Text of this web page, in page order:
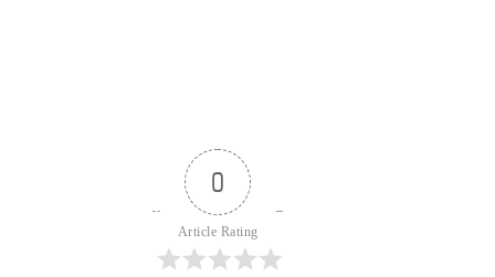
0
Article Rating